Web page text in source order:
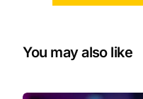
You may also like